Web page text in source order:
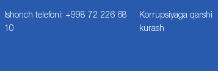
Ishonch telefoni: +998 72 226 68
10
Korrupsiyaga qarshi
kurash